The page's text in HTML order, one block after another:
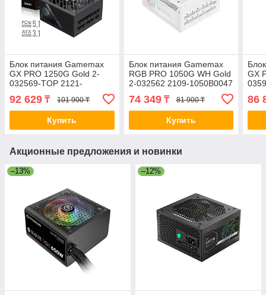
Блок питания Gamemax
GX PRO 1250G Gold 2-
032569-TOP 2121-
1250B0027
92 629 ₸ 101 900 ₸
Купить
Блок питания Gamemax
RGB PRO 1050G WH Gold
2-032562 2109-1050B0047
74 349₸ 81 900 ₸
Купить
GX
86
Акционные предложения и новинки
–13% –12%